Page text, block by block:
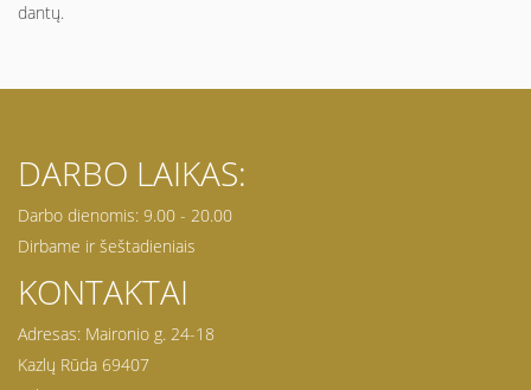
dantų.
DARBO LAIKAS:
Darbo dienomis: 9.00 - 20.00
Dirbame ir šeštadieniais
KONTAKTAI
Adresas: Maironio g. 24-18
Kazlų Rūda 69407